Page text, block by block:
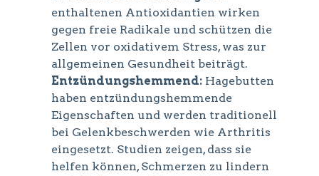
enthaltenen Antioxidantien wirken
gegen freie Radikale und schützen die
Zellen vor oxidativem Stress, was zur
allgemeinen Gesundheit beiträgt.
Entzündungshemmend: Hagebutten
haben entzündungshemmende
Eigenschaften und werden traditionell
bei Gelenkbeschwerden wie Arthritis
eingesetzt. Studien zeigen, dass sie
helfen können, Schmerzen zu lindern